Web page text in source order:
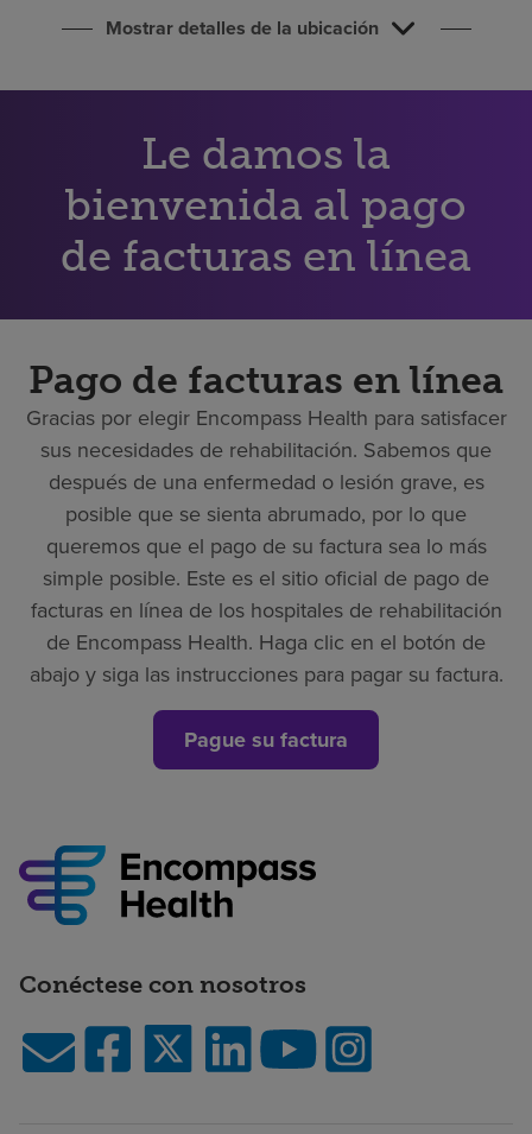
Inversores Mostrar detalles de la ubicación
Le damos la
bienvenida al pago
de facturas en línea
Pago de facturas en línea
Gracias por elegir Encompass Health para satisfacer
sus necesidades de rehabilitación. Sabemos que
después de una enfermedad o lesión grave, es
posible que se sienta abrumado, por lo que
queremos que el pago de su factura sea lo más
simple posible. Este es el sitio oficial de pago de
facturas en línea de los hospitales de rehabilitación
de Encompass Health. Haga clic en el botón de
abajo y siga las instrucciones para pagar su factura.
Pague su factura
Conéctese con nosotros